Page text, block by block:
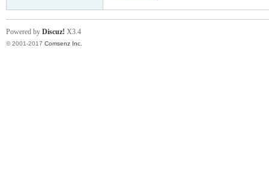
Powered by Discuz! X3.4
© 2001-2017 Comsenz Inc.